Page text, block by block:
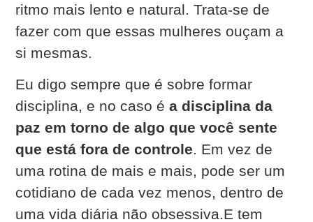
ritmo mais lento e natural. Trata-se de
fazer com que essas mulheres ouçam a
si mesmas.
Eu digo sempre que é sobre formar
disciplina, e no caso éa disciplina da
paz em torno de algo que você sente
que está fora de controle. Em vez de
uma rotina de mais e mais, pode ser um
cotidiano de cada vez menos, dentro de
uma vida diária não obsessiva.E tem